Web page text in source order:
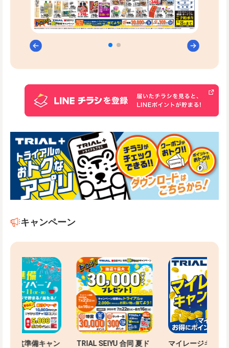
キャンペーン
お盆準備キャン
TRIAL SEIYU 合同 夏ド
マイレージキャン